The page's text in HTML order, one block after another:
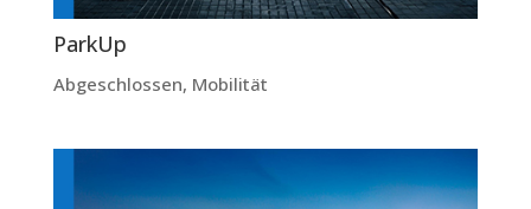
ParkUp
Abgeschlossen, Mobilität